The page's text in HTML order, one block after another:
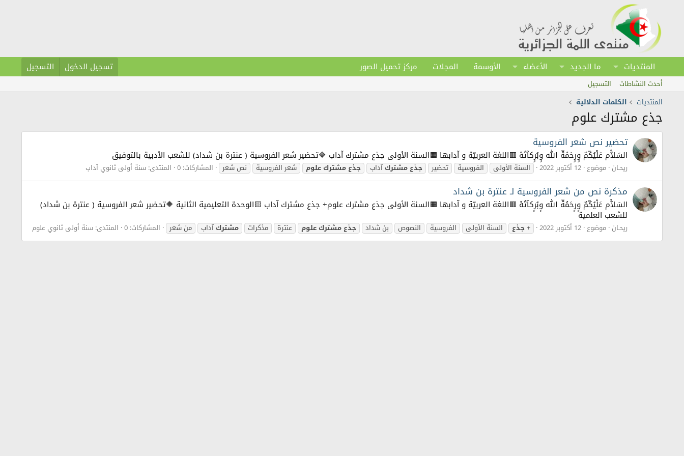
المنتديات ما الجديد الأعضاء الأوسمة المجلات مركز تحميل الصور تسجيل الدخول التسجيل
أحدث النشاطات
التسجيل
المنتديات
الكلمات الدلالية
جذع مشترك علوم
تحضير نص شعر الفروسية
السَلآْم عَلْيُكّمٌ وٍرٍحَمُةّ الله وٍبُرٍكآتُهْ 🟥اللغة العربيّة و آدابها 🟧السنة الأولى جذع مشترك آداب 🔷تحضير شعر الفروسية ( عنترة بن شداد) للشعب الأدبية بالتوفيق
ريحـان موضوع 12 أكتوبر 2022 السنة الأولى الفروسية تحضير جذعمشتركآداب جذعمشتركعلوم شعر الفروسية نص شعر المشاركات: 0 المنتدى: سنة أولى ثانوي آداب
مذكرة نص من شعر الفروسية لـ عنترة بن شداد
السَلآْم عَلْيُكّمٌ وٍرٍحَمُةّ الله وٍبُرٍكآتُهْ 🟥اللغة العربيّة و آدابها 🟧السنة الأولى جذع مشترك علوم+ جذع مشترك آداب 🟨الوحدة التعليمية الثانية 🔶تحضير شعر الفروسية ( عنترة بن شداد)
للشعب العلمية
ريحـان موضوع 12 أكتوبر 2022 +جذع السنة الأولى الفروسية النصوص بن شداد جذعمشتركعلوم عنترة مذكرات مشتركآداب من شعر المشاركات: 0 المنتدى: سنة أولى ثانوي علوم